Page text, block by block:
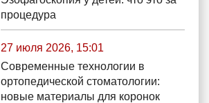
процедура
27 июля 2026, 15:01
Современные технологии в
ортопедической стоматологии:
новые материалы для коронок